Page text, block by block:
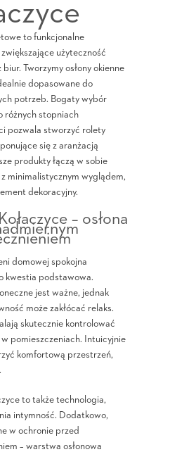
to funkcjonalne
użyteczność
biur. Tworzymy osłony okienne
dopasowane do
potrzeb. Bogaty wybór
różnych stopniach
pozwala stworzyć rolety
się z aranżacją
produkty łączą w sobie
minimalistycznym wyglądem,
dekoracyjny.
– osłona
domowej spokojna
kwestia podstawowa.
jest ważne, jednak
może zakłócać relaks.
skutecznie kontrolować
w pomieszczeniach. Intuicyjnie
komfortową przestrzeń,
to także technologia,
intymność. Dodatkowo,
w ochronie przed
– warstwa osłonowa